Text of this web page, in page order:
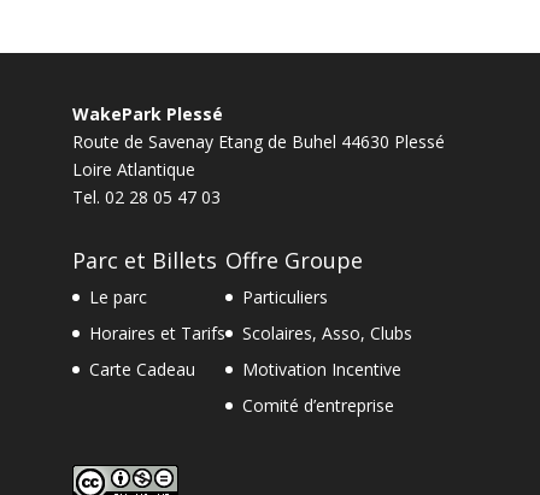
WakePark Plessé
Route de Savenay Etang de Buhel 44630 Plessé
Loire Atlantique
Tel. 02 28 05 47 03
Parc et Billets
Le parc
Horaires et Tarifs
Carte Cadeau
Offre Groupe
Particuliers
Scolaires, Asso, Clubs
Motivation Incentive
Comité d’entreprise